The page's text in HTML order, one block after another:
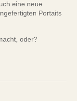
eine neue
Portaits
oder?